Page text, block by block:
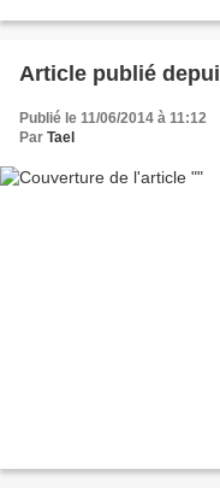
Publié le 11/06/2014 à 11:12
Par Tael